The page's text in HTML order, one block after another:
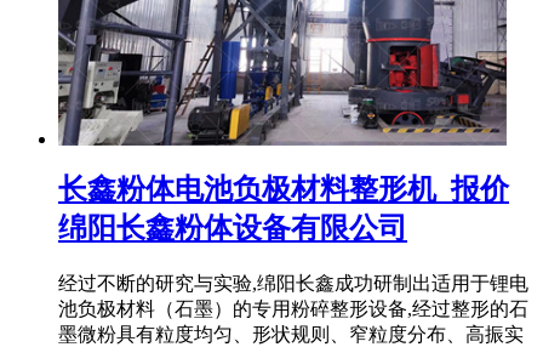
长鑫粉体电池负极材料整形机_报价
绵阳长鑫粉体设备有限公司
经过不断的研究与实验,绵阳长鑫成功研制出适用于锂电
池负极材料（石墨）的专用粉碎整形设备,经过整形的石
墨微粉具有粒度均匀、形状规则、窄粒度分布、高振实